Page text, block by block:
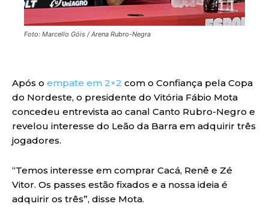
Foto: Marcello Góis / Arena Rubro-Negra
Após o empate em 2×2 com o Confiança pela Copa
do Nordeste, o presidente do Vitória Fábio Mota
concedeu entrevista ao canal Canto Rubro-Negro e
revelou interesse do Leão da Barra em adquirir três
jogadores.
“Temos interesse em comprar Cacá, Renê e Zé
Vitor. Os passes estão fixados e a nossa ideia é
adquirir os três”, disse Mota.